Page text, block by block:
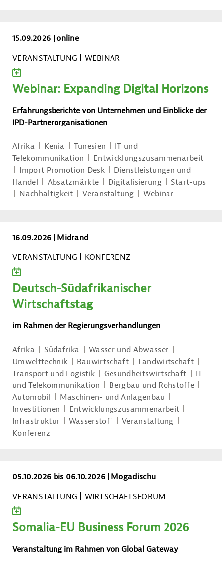
Webinar: Expanding Digital Horizons
15.09.2026
online
VERANSTALTUNG
WEBINAR
ZUM KALENDER HINZUFÜGEN
Webinar: Expanding Digital Horizons
Erfahrungsberichte von Unternehmen und Einblicke der
IPD-Partnerorganisationen
Afrika Kenia Tunesien
IT und
Telekommunikation
Entwicklungszusammenarbeit
Import Promotion Desk
Dienstleistungen und
Handel
Absatzmärkte Digitalisierung
Start-ups
Nachhaltigkeit
Veranstaltung Webinar
Deutsch-Südafrikanischer
16.09.2026
Midrand
VERANSTALTUNG
KONFERENZ
ZUM KALENDER HINZUFÜGEN
Deutsch-Südafrikanischer
Wirtschaftstag
im Rahmen der Regierungsverhandlungen
Afrika Südafrika
Wasser und Abwasser
Umwelttechnik
Bauwirtschaft
Landwirtschaft
Transport und Logistik
Gesundheitswirtschaft
IT
und Telekommunikation
Bergbau und Rohstoffe
Automobil
Maschinen- und Anlagenbau
Investitionen
Entwicklungszusammenarbeit
Infrastruktur
Wasserstoff
Veranstaltung
Konferenz
Somalia-EU Business Forum 2026
05.10.2026 bis 06.10.2026
Mogadischu
VERANSTALTUNG
WIRTSCHAFTSFORUM
ZUM KALENDER HINZUFÜGEN
Somalia-EU Business Forum 2026
Veranstaltung im Rahmen von Global Gateway